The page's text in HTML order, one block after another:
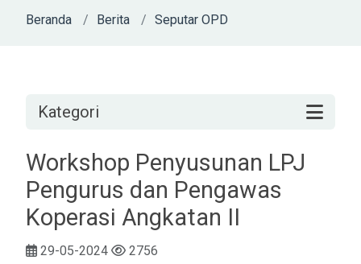
Beranda Berita Seputar OPD
Kategori
Workshop Penyusunan LPJ
Pengurus dan Pengawas
Koperasi Angkatan II
29-05-2024 2756